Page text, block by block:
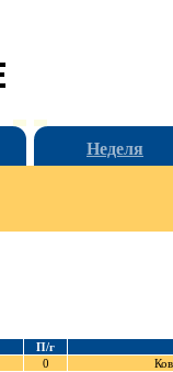
Неделя
П/г
0